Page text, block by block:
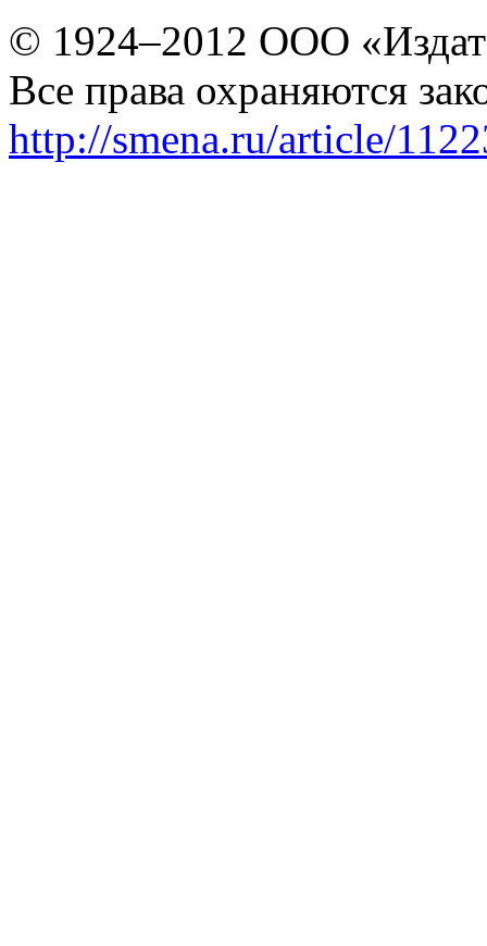
© 1924–2012 ООО
Все права охраняются
http://smena.ru/article/